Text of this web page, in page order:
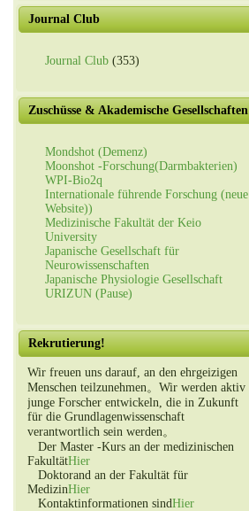
Journal Club
Journal Club (353)
Zuschüsse & Akademische Gesellschaften
Mondshot (Demenz)
Moonshot -Forschung(Darmbakterien)
WPI-Bio2q
Internationale führende Forschung (neue
Website))
Medizinische Fakultät der Keio
University
Japanische Gesellschaft für
Neurowissenschaften
Japanische Physiologie Gesellschaft
URIZUN (Pause)
Rekrutierung!
Wir freuen uns darauf, an den ehrgeizigen
Menschen teilzunehmen。Wir werden aktiv
junge Forscher entwickeln, die in Zukunft
für die Grundlagenwissenschaft
verantwortlich sein werden。
Der Master -Kurs an der medizinischen
FakultätHier
Doktorand an der Fakultät für
MedizinHier
Kontaktinformationen sindHier